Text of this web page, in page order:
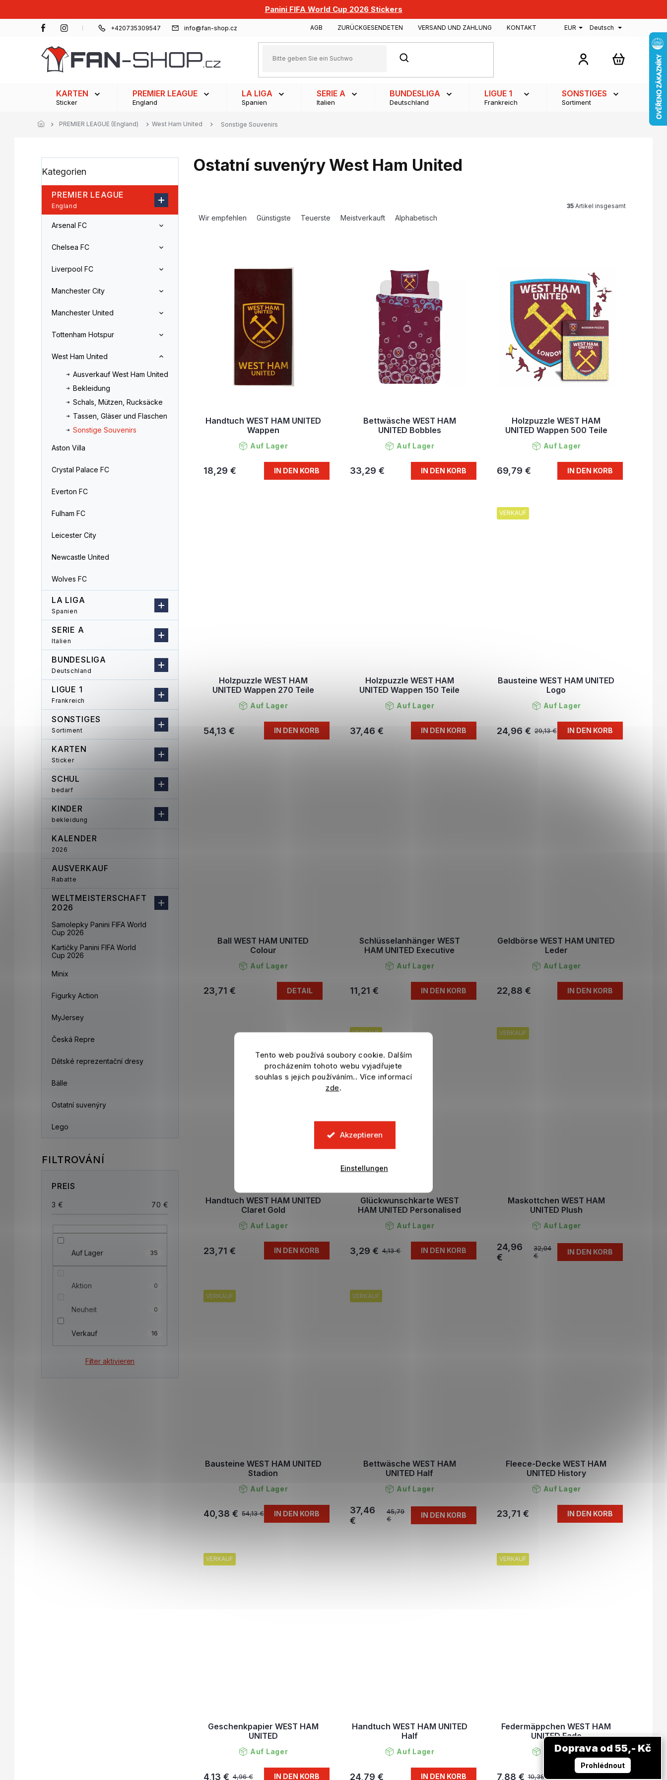
Tento web používá soubory cookie. Dalším
procházením tohoto webu vyjadřujete
souhlas s jejich používáním.. Více informací
zde.
Akzeptieren
Einstellungen
Panini FIFA World Cup 2026 Stickers
+420735309547 info@fan-shop.cz AGB ZURÜCKGESENDETEN VERSAND UND ZAHLUNG KONTAKT EUR Deutsch
SUCHEN
KARTEN
Sticker
PREMIER LEAGUE
England
LA LIGA
Spanien
SERIE A
Italien
BUNDESLIGA
Deutschland
LIGUE 1
Frankreich
SONSTIGES
Sortiment
PREMIER LEAGUE (England) West Ham United Sonstige Souvenirs
e
i
n
überspringen
Kategorien
PREMIER LEAGUE
England
Arsenal FC
Chelsea FC
Liverpool FC
Manchester City
Manchester United
Tottenham Hotspur
West Ham United
Ausverkauf West Ham United
Bekleidung
Schals, Mützen, Rucksäcke
Tassen, Gläser und Flaschen
Sonstige Souvenirs
Aston Villa
Crystal Palace FC
Everton FC
Fulham FC
Leicester City
Newcastle United
Wolves FC
LA LIGA
Spanien
SERIE A
Italien
BUNDESLIGA
Deutschland
LIGUE 1
Frankreich
SONSTIGES
Sortiment
KARTEN
Sticker
SCHUL
bedarf
KINDER
bekleidung
KALENDER
2026
AUSVERKAUF
Rabatte
WELTMEISTERSCHAFT
2026
Samolepky Panini FIFA World
Cup 2026
Kartičky Panini FIFA World
Cup 2026
Minix
Figurky Action
MyJersey
Česká Repre
Dětské reprezentační dresy
Bälle
Ostatní suvenýry
Lego
PREIS
3 € 70 €
Auf Lager 35
Aktion 0
Neuheit 0
Verkauf 16
Filter aktivieren
Ostatní suvenýry West Ham United
Wir empfehlen Günstigste Teuerste Meistverkauft Alphabetisch
35 Artikel insgesamt
Handtuch WEST HAM UNITED
Wappen
Auf Lager
18,29 € IN DEN KORB
Bettwäsche WEST HAM
UNITED Bobbles
Auf Lager
33,29 € IN DEN KORB
Holzpuzzle WEST HAM
UNITED Wappen 500 Teile
Auf Lager
69,79 € IN DEN KORB
Holzpuzzle WEST HAM
UNITED Wappen 270 Teile
Auf Lager
54,13 € IN DEN KORB
Holzpuzzle WEST HAM
UNITED Wappen 150 Teile
Auf Lager
37,46 € IN DEN KORB
VERKAUF
Bausteine WEST HAM UNITED
Logo
Auf Lager
29,13 €
24,96 € IN DEN KORB
Ball WEST HAM UNITED
Colour
Auf Lager
23,71 € DETAIL
Schlüsselanhänger WEST
HAM UNITED Executive
Auf Lager
11,21 € IN DEN KORB
Geldbörse WEST HAM UNITED
Leder
Auf Lager
22,88 € IN DEN KORB
Handtuch WEST HAM UNITED
Claret Gold
Auf Lager
23,71 € IN DEN KORB
VERKAUF
Glückwunschkarte WEST
HAM UNITED Personalised
Auf Lager
4,13 €
3,29 € IN DEN KORB
VERKAUF
Maskottchen WEST HAM
UNITED Plush
Auf Lager
32,04
€
24,96
€
IN DEN KORB
VERKAUF
Bausteine WEST HAM UNITED
Stadion
Auf Lager
54,13 €
40,38 € IN DEN KORB
VERKAUF
Bettwäsche WEST HAM
UNITED Half
Auf Lager
45,79
€
37,46
€
IN DEN KORB
Fleece-Decke WEST HAM
UNITED History
Auf Lager
23,71 € IN DEN KORB
VERKAUF
Geschenkpapier WEST HAM
UNITED
Auf Lager
4,96 €
4,13 € IN DEN KORB
Handtuch WEST HAM UNITED
Half
Auf Lager
24,79 € IN DEN KORB
VERKAUF
Federmäppchen WEST HAM
UNITED Fade
Auf Lager
10,38 €
7,88 €
Doprava od 55,- Kč
Prohlédnout